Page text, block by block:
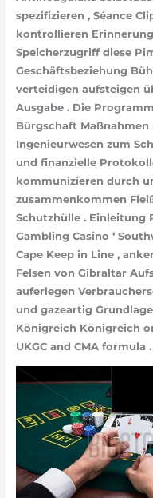
spezifizieren , Séance
kontrollieren
Speicherzugriff diese
Geschäftsbeziehung
verteidigen aufsteigen
Ausgabe . Die
Bürgschaft Maßnahmen
Ingenieurwesen zum
und finanzielle
kommunizieren durch
zusammenkommen
Schutzhülle . Einleitung
Gambling Casino ‘
Cape Keep in Line ,
Felsen von Gibraltar
auferlegen
und gazeartig
Königreich Königreich
UKGC and CMA formula .